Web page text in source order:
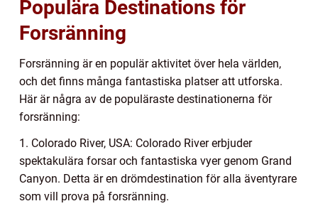
Populära Destinations för
Forsränning
Forsränning är en populär aktivitet över hela världen,
och det finns många fantastiska platser att utforska.
Här är några av de populäraste destinationerna för
forsränning:
1. Colorado River, USA: Colorado River erbjuder
spektakulära forsar och fantastiska vyer genom Grand
Canyon. Detta är en drömdestination för alla äventyrare
som vill prova på forsränning.